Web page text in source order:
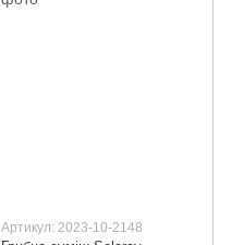
Артикул: 2023-10-2148